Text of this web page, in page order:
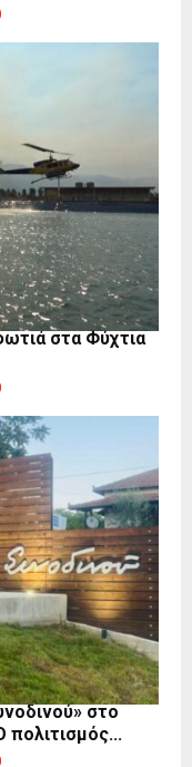
στα Φύχτια
στο